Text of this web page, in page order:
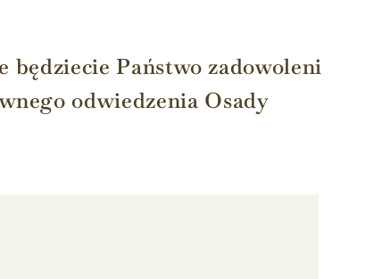
będziecie Państwo zadowoleni
odwiedzenia Osady